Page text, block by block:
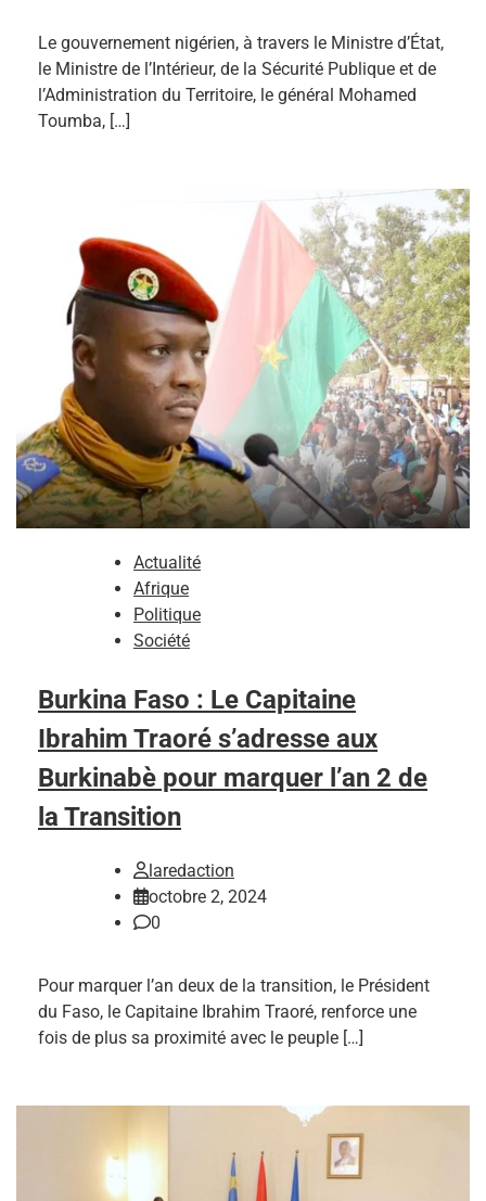
Le gouvernement nigérien, à travers le Ministre d’État,
le Ministre de l’Intérieur, de la Sécurité Publique et de
l’Administration du Territoire, le général Mohamed
Toumba, […]
Actualité
Afrique
Politique
Société
Burkina Faso : Le Capitaine
Ibrahim Traoré s’adresse aux
Burkinabè pour marquer l’an 2 de
la Transition
laredaction
octobre 2, 2024
0
Pour marquer l’an deux de la transition, le Président
du Faso, le Capitaine Ibrahim Traoré, renforce une
fois de plus sa proximité avec le peuple […]